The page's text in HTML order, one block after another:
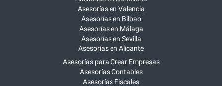
Asesorías en Valencia
Asesorías en Bilbao
Asesorías en Málaga
Asesorías en Sevilla
Asesorías en Alicante
Asesorías para Crear Empresas
Asesorías Contables
Asesorías Fiscales